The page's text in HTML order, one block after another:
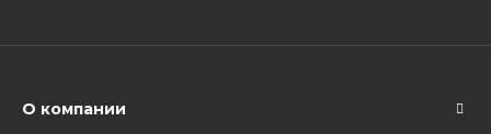
О компании